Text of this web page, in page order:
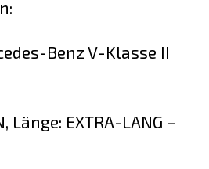
Benz V-Klasse II
Länge: EXTRA-LANG –